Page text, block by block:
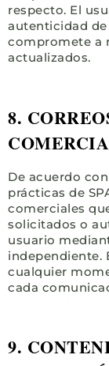
respecto. El
autenticidad
compromete a
actualizados.
8.
De acuerdo
prácticas de
comerciales
solicitados o
usuario
independiente.
cualquier
cada
9.